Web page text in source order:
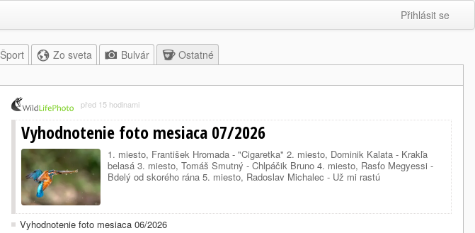
Přihlásit se
Šport Zo sveta Bulvár
Ostatné
před 15 hodinami
Vyhodnotenie foto mesiaca 07/2026
1. miesto, František Hromada - "Cigaretka" 2. miesto, Dominik Kalata - Krakľa
belasá 3. miesto, Tomáš Smutný - Chlpáčik Bruno 4. miesto, Rasťo Megyessi -
Bdelý od skorého rána 5. miesto, Radoslav Michalec - Už mi rastú
Vyhodnotenie foto mesiaca 06/2026